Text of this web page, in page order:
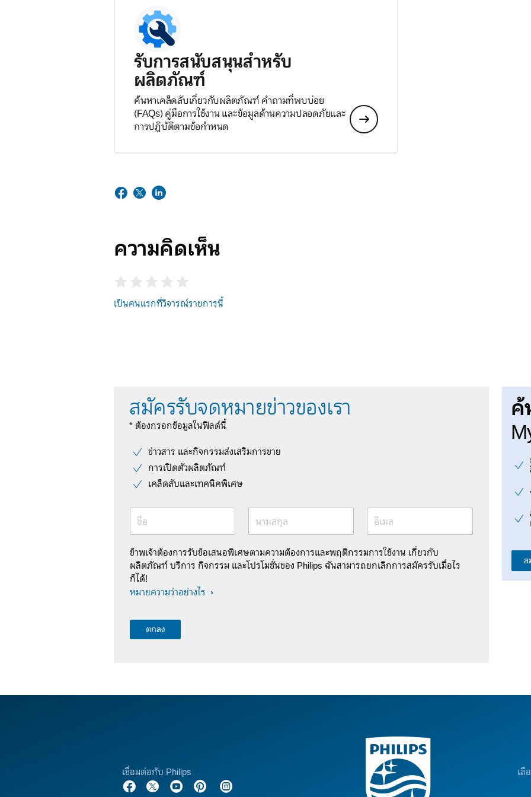
รับการสนับสนุนสำหรับ
ผลิตภัณฑ์
ค้นหาเคล็ดลับเกี่ยวกับผลิตภัณฑ์ คำถามที่พบบ่อย
(FAQs) คู่มือการใช้งาน และข้อมูลด้านความปลอดภัยและ
การปฏิบัติตามข้อกำหนด
ความคิดเห็น
เป็นคนแรกที่วิจารณ์รายการนี้
สมัครรับจดหมายข่าวของเรา
* ต้องกรอกข้อมูลในฟิลด์นี้
ข่าวสาร และกิจกรรมส่งเสริมการขาย
การเปิดตัวผลิตภัณฑ์
เคล็ดลับและเทคนิคพิเศษ
ชื่อ นามสกุล อีเมล
ข้าพเจ้าต้องการรับข้อเสนอพิเศษตามความต้องการและพฤติกรรมการใช้งาน เกี่ยวกับ
ผลิตภัณฑ์ บริการ กิจกรรม และโปรโมชั่นของ Philips ฉันสามารถยกเลิกการสมัครรับเมื่อไร
ก็ได้!
หมายความว่าอย่างไร
ค้
เชื่อมต่อกับ Philips เลื